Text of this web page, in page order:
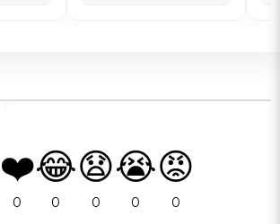
❤️
0
😂
0
😧
0
😭
0
😡
0